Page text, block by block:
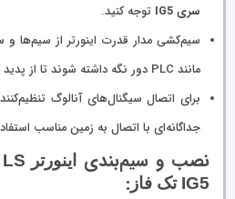
سری IG5
توجه کنید.
سیم‌کشی مدار قدرت اینورتر از سیم‌ها و
مانند PLC دور نگه داشته شوند تا از پدید آمدن نویز جلوگیری شود.
برای اتصال سیگنال‌های آنالوگ
جداگانه‌ای با اتصال به زمین مناسب
نصب و سیم‌بندی
IG5 تک فاز
: